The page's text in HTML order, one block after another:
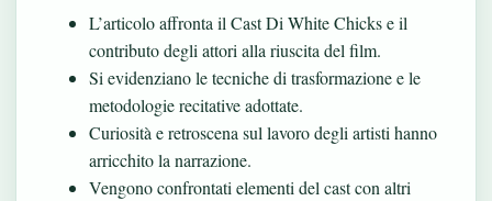
L’articolo affronta il Cast Di White Chicks e il
contributo degli attori alla riuscita del film.
Si evidenziano le tecniche di trasformazione e le
metodologie recitative adottate.
Curiosità e retroscena sul lavoro degli artisti hanno
arricchito la narrazione.
Vengono confrontati elementi del cast con altri